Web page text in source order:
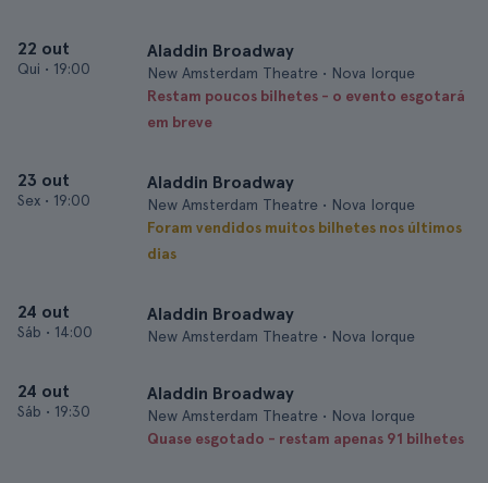
22 out
Qui • 19:00
Aladdin Broadway
New Amsterdam Theatre • Nova Iorque
Restam poucos bilhetes - o evento esgotará
em breve
23 out
Sex • 19:00
Aladdin Broadway
New Amsterdam Theatre • Nova Iorque
Foram vendidos muitos bilhetes nos últimos
dias
24 out
Sáb • 14:00
Aladdin Broadway
New Amsterdam Theatre • Nova Iorque
24 out
Sáb • 19:30
Aladdin Broadway
New Amsterdam Theatre • Nova Iorque
Quase esgotado - restam apenas 91 bilhetes